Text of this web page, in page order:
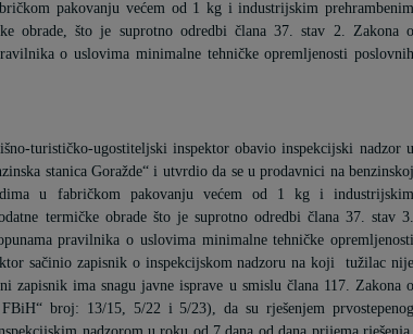
pakovanju većem od 1 kg i industrijskim prehrambenim
obrade, što je suprotno odredbi člana 37. stav 2. Zakona o
o uslovima minimalne tehničke opremljenosti poslovnih
turističko-ugostiteljski inspektor obavio inspekcijski nadzor u
stanica Goražde“ i utvrdio da se u prodavnici na benzinskoj
u fabričkom pakovanju većem od 1 kg i industrijskim
termičke obrade što je suprotno odredbi člana 37. stav 3.
pravilnika o uslovima minimalne tehničke opremljenosti
sačinio zapisnik o inspekcijskom nadzoru na koji
tužilac nije
zapisnik ima snagu javne isprave u smislu člana 117. Zakona o
FBiH“ broj: 13/15, 5/22 i 5/23), da su rješenjem prvostepenog